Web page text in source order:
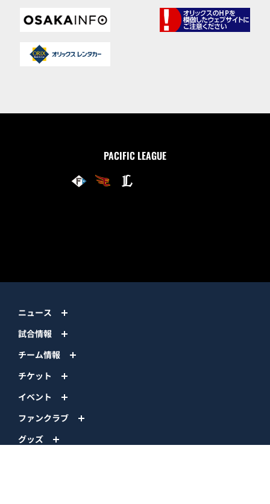
PACIFIC LEAGUE
ニュース
試合情報
チーム情報
チケット
イベント
ファンクラブ
グッズ